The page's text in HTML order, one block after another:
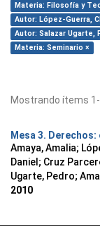
Materia: Filosofía y
Autor: López-Guerra,
Autor: Salazar Ugarte,
Materia: Seminario ×
Mostrando ítems 1-
Mesa 3.
Amaya, Amalia;
Daniel ; Cruz
Ugarte, Pedro;
2010